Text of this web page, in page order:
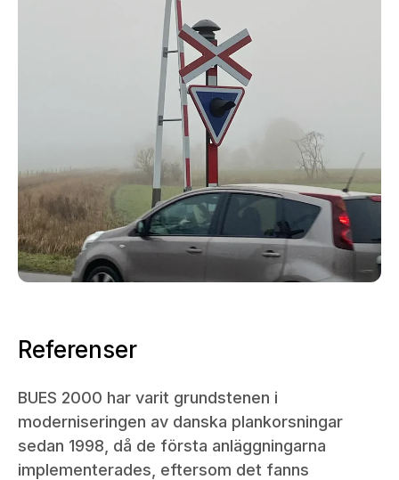
Referenser
BUES 2000 har varit grundstenen i
moderniseringen av danska plankorsningar
sedan 1998, då de första anläggningarna
implementerades, eftersom det fanns